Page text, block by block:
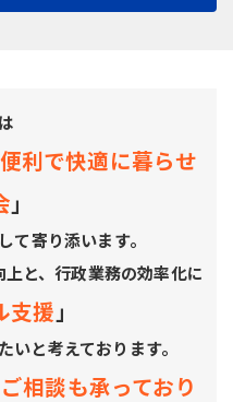
利で快適に暮らせ
」
て寄り添います。
と、行政業務の効率化に
支援 」
いと考えております。
相談も承っており